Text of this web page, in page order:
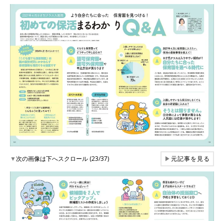
▼次の画像は下へスクロール (23/37) ▶元記事を見る